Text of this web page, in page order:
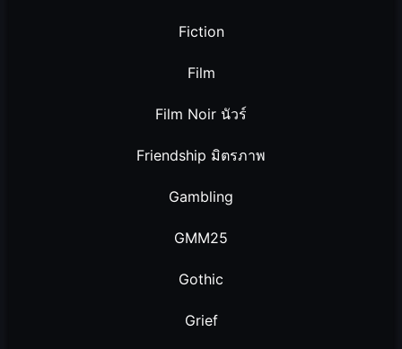
Fiction
Film
Film Noir นัวร์
Friendship มิตรภาพ
Gambling
GMM25
Gothic
Grief